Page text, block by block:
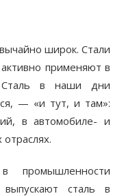
широк. Стали
применяют в
Сталь в наши дни
— «и тут, и там»:
в автомобиле- и
промышленности
выпускают сталь в